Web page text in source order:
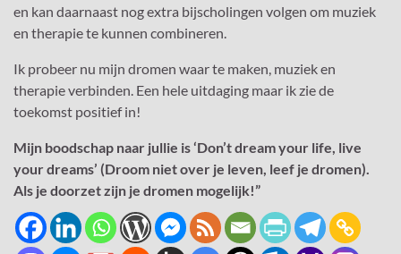
en kan daarnaast nog extra bijscholingen volgen om muziek
en therapie te kunnen combineren.
Ik probeer nu mijn dromen waar te maken, muziek en
therapie verbinden. Een hele uitdaging maar ik zie de
toekomst positief in!
Mijn boodschap naar jullie is ‘Don’t dream your life, live
your dreams’ (Droom niet over je leven, leef je dromen).
Als je doorzet zijn je dromen mogelijk!”